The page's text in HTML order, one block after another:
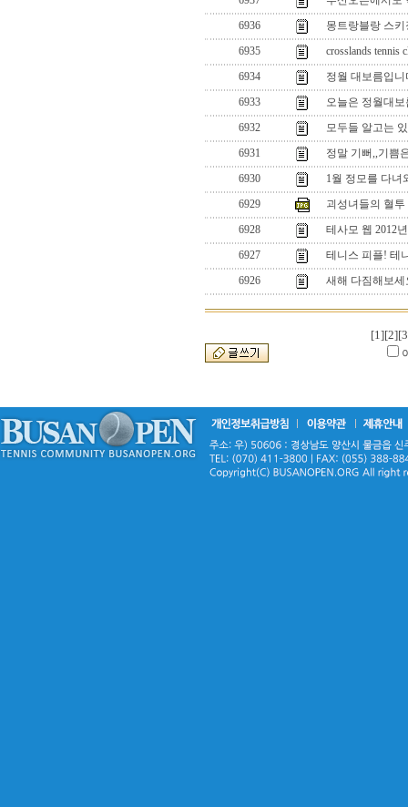
6936
몽트랑블랑 스키
6935
crosslands tennis
6934
정월 대보름입니
6933
오늘은 정월대보
6932
모두들 알고는
6931
정말 기뻐,,기쁨
6930
1월 정모를 다녀
6929
괴성녀들의 혈투
6928
테사모 웹 2012
6927
테니스 피플! 테
6926
새해 다짐해보세
[1][2]